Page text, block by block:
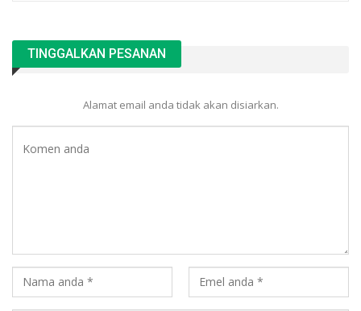
TINGGALKAN PESANAN
Alamat email anda tidak akan disiarkan.